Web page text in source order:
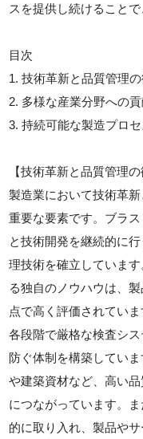
スを提供し続けること
目次
1. 技術革新と品質管理
2. 多様な産業分野への
3. 持続可能な製造プロ
【技術革新と品質管理の
製造業において技術革
重要な要素です。ブラ
と技術開発を継続的に
理技術を確立していま
る独自のノウハウは、
点で高く評価されてい
各段階で厳格な検査シ
防ぐ体制を構築してい
や建築資材など、高い
につながっています。
的に取り入れ、製品や